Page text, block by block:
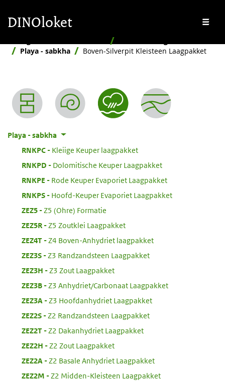
DINOloket
Playa - sabkha
Boven-Silverpit Kleisteen Laagpakket
Nomenclator menu
Playa - sabkha
RNKPC:
Kleiige Keuper laagpakket
RNKPD
Dolomitische Keuper Laagpakket
RNKPE
Rode Keuper Evaporiet Laagpakket
RNKPS:
Hoofd-Keuper Evaporiet Laagpakket
ZEZ5:
Z5 (Ohre) Formatie
ZEZ5R:
Z5 Zoutklei Laagpakket
ZEZ4T:
Z4 Boven-Anhydriet laagpakket
ZEZ3S:
Z3 Randzandsteen Laagpakket
ZEZ3H
Z3 Zout Laagpakket
ZEZ3B:
Z3 Anhydriet/Carbonaat Laagpakket
ZEZ3A
Z3 Hoofdanhydriet Laagpakket
ZEZ2S:
Z2 Randzandsteen Laagpakket
ZEZ2T:
Z2 Dakanhydriet Laagpakket
ZEZ2H
Z2 Zout Laagpakket
ZEZ2A
Z2 Basale Anhydriet Laagpakket
ZEZ2M
Z2 Midden-Kleisteen Laagpakket